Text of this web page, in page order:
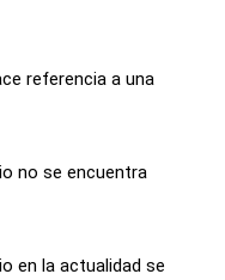
referencia a una
no se encuentra
en la actualidad se